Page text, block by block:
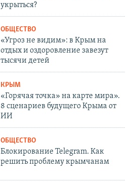
укрыться?
ОБЩЕСТВО
«Угроз не видим»: в Крым на
отдых и оздоровление завезут
тысячи детей
КРЫМ
«Горячая точка» на карте мира».
8 сценариев будущего Крыма от
ИИ
ОБЩЕСТВО
Блокирование Telegram. Как
решить проблему крымчанам